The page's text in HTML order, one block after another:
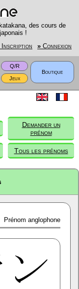
des cours de
!
Inscription » Connexion
Q/R
Boutique
Jeux
Demander un
prénom
Tous les prénoms
Prénom anglophone